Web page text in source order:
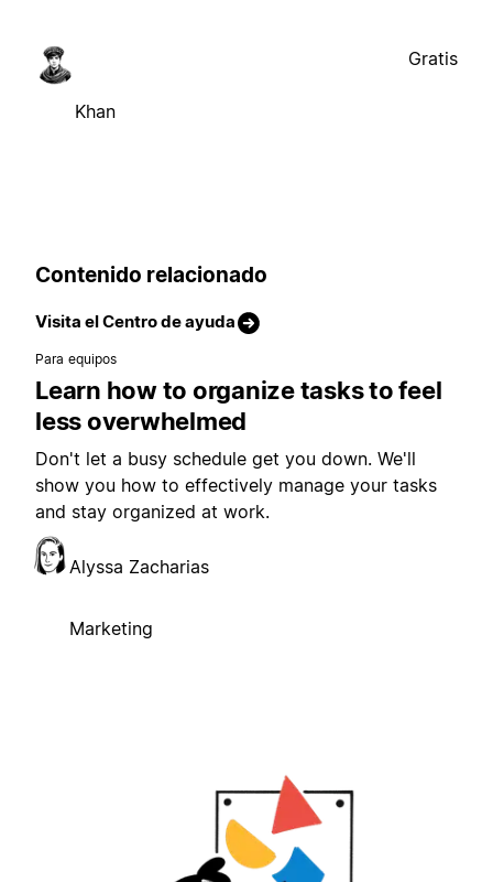
Khan
Gratis
Contenido relacionado
Visita el Centro de ayuda
Para equipos
Learn how to organize tasks to feel
less overwhelmed
Don't let a busy schedule get you down. We'll
show you how to effectively manage your tasks
and stay organized at work.
Alyssa Zacharias
Marketing